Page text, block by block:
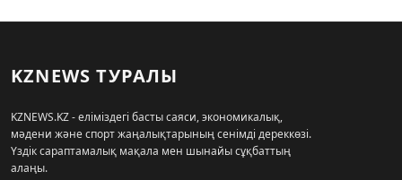
KZNEWS ТУРАЛЫ
KZNEWS.KZ - еліміздегі басты саяси, экономикалық,
мәдени және спорт жаңалықтарының сенімді дереккөзі.
Үздік сараптамалық мақала мен шынайы сұқбаттың
алаңы.